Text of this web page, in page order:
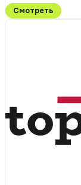
Смотреть